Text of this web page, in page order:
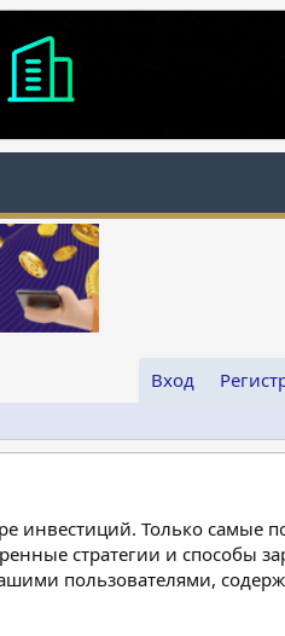
Вход
инвестиций. Только самые
стратегии и способы
пользователями,